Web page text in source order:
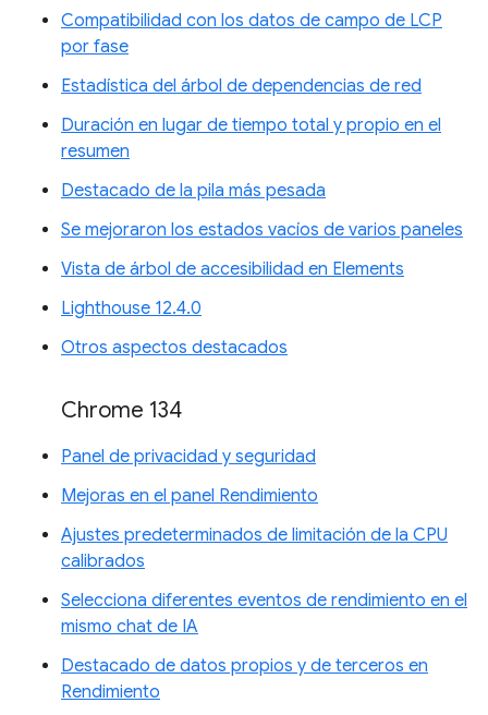
Compatibilidad con los datos de campo de LCP
por fase
Estadística del árbol de dependencias de red
Duración en lugar de tiempo total y propio en el
resumen
Destacado de la pila más pesada
Se mejoraron los estados vacíos de varios paneles
Vista de árbol de accesibilidad en Elements
Lighthouse 12.4.0
Otros aspectos destacados
Chrome 134
Panel de privacidad y seguridad
Mejoras en el panel Rendimiento
Ajustes predeterminados de limitación de la CPU
calibrados
Selecciona diferentes eventos de rendimiento en el
mismo chat de IA
Destacado de datos propios y de terceros en
Rendimiento